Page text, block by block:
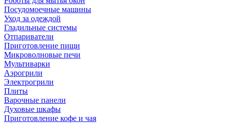
Посудомоечные машины
Уход за одеждой
Гладильные системы
Отпариватели
Приготовление пищи
Микроволновые печи
Мультиварки
Аэрогрили
Электрогрили
Плиты
Варочные панели
Духовые шкафы
Приготовление кофе и чая